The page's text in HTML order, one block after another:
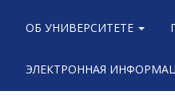
ОБ УНИВЕРСИТЕТЕ
ЭЛЕКТРОННАЯ